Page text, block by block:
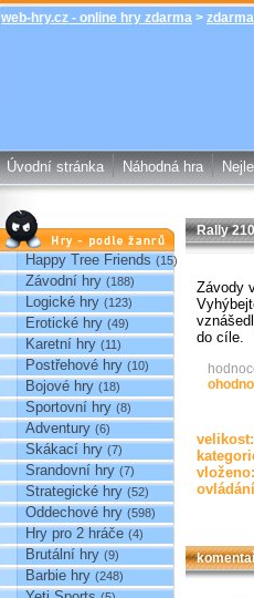
web-hry.cz - online hry zdarma >
Úvodní stránka Náhodná hra
Hry podle žánrů
Happy Tree Friends (15)
Závodní hry (188)
Logické hry (123)
Erotické hry (49)
Karetní hry (11)
Postřehové hry (10)
Bojové hry (18)
Sportovní hry (8)
Adventury (6)
Skákací hry (7)
Srandovní hry (7)
Strategické hry (52)
Oddechové hry (598)
Hry pro 2 hráče (4)
Brutální hry (9)
Barbie hry (248)
Rally
Závody
do cíle.
velikost:
vloženo: